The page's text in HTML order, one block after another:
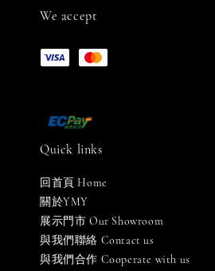
We accept
Quick links
回首頁 Home
關於YMY
展示門市 Our Showroom
與我們聯絡 Contact us
與我們合作 Cooperate with us